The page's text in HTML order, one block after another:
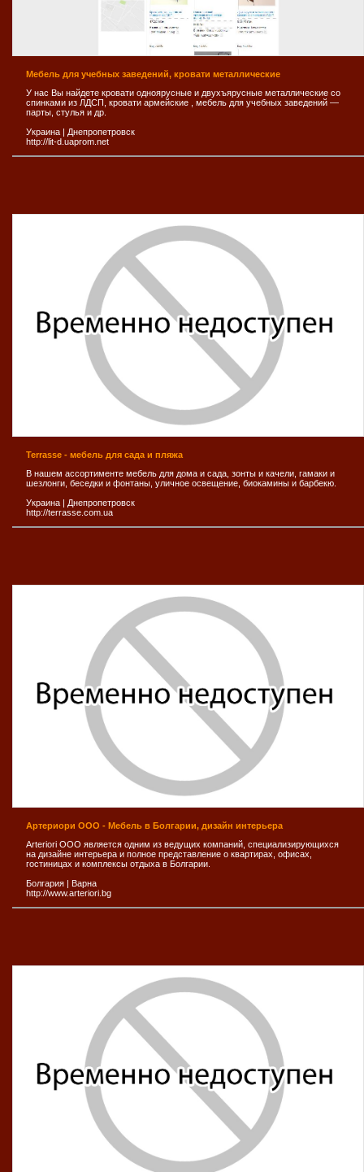
Мебель для учебных заведений, кровати металлические
У нас Вы найдете кровати одноярусные и двухъярусные металлические со
спинками из ЛДСП, кровати армейские , мебель для учебных заведений —
парты, стулья и др.
Украина
Днепропетровск
http://lit-d.uaprom.net
Terrasse - мебель для сада и пляжа
В нашем ассортименте мебель для дома и сада, зонты и качели, гамаки и
шезлонги, беседки и фонтаны, уличное освещение, биокамины и барбекю.
Украина
Днепропетровск
http://terrasse.com.ua
Артериори ООО - Мебель в Болгарии, дизайн интерьера
Arteriori ООО является одним из ведущих компаний, специализирующихся
на дизайне интерьера и полное представление о квартирах, офисах,
гостиницах и комплексы отдыха в Болгарии.
Болгария
Варна
http://www.arteriori.bg